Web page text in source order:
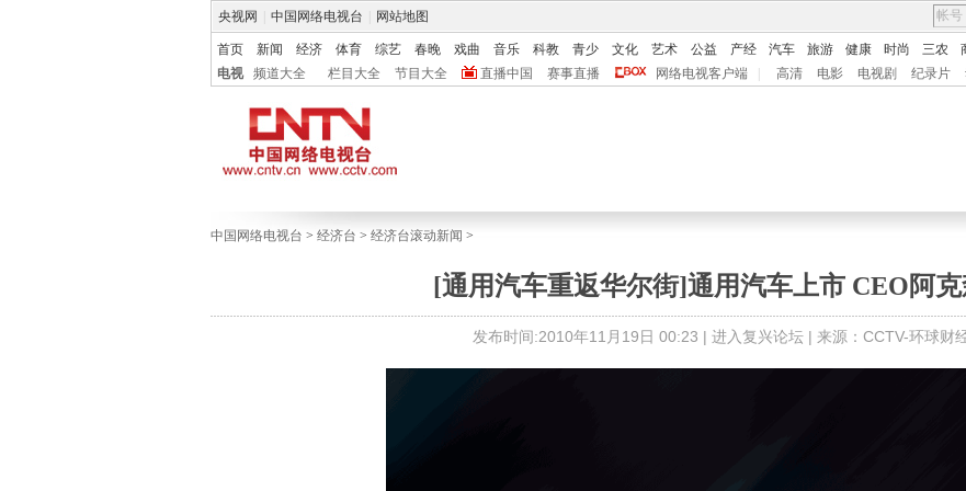
央视网 中国网络电视台 网站地图
首页 新闻 经济 体育 综艺 春晚 戏曲 音乐 科教 青少 文化 艺术 公益 产经 汽车 旅游 健康 时尚 三农
电视
频道大全 栏目大全 节目大全 直播中国 赛事直播 网络电视客户端 高清 电影 电视剧 纪录片
中国网络电视台 > 经济台 > 经济台滚动新闻 >
[通用汽车重返华尔街]通用汽车上市 CEO阿
发布时间:2010年11月19日 00:23 | 进入复兴论坛 | 来源：CCTV-环球财